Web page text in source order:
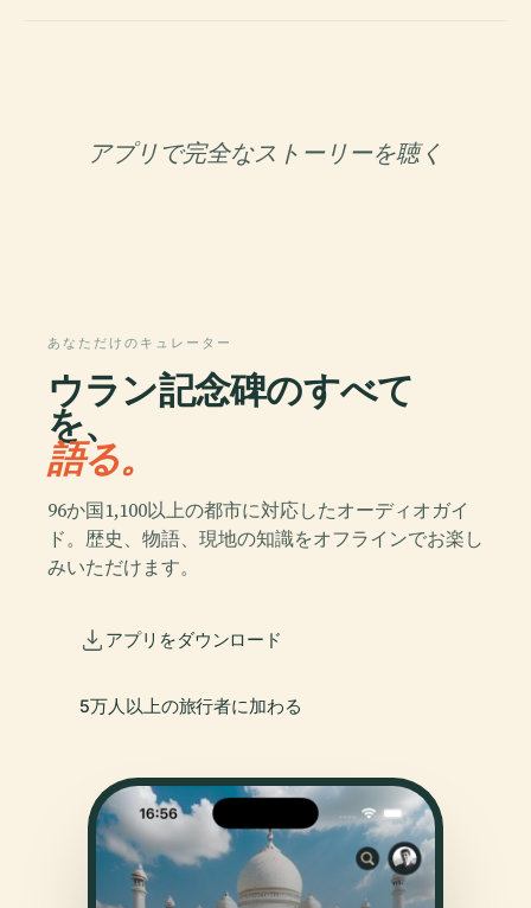
アプリで完全なストーリーを聴く
あなただけのキュレーター
ウラン記念碑のすべて
を、
語る。
96か国1,100以上の都市に対応したオーディオガイ
ド。歴史、物語、現地の知識をオフラインでお楽し
みいただけます。
アプリをダウンロード
5万人以上の旅行者に加わる